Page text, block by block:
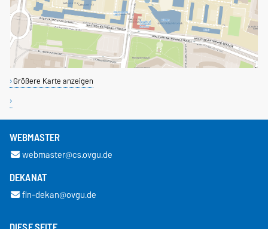
Größere Karte anzeigen
WEBMASTER
webmaster@cs.ovgu.de
DEKANAT
fin-dekan@ovgu.de